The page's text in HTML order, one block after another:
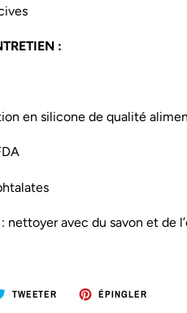
:
en silicone de qualité
nettoyer avec du savon et de
TWEETER TWEETERÉPINGLER